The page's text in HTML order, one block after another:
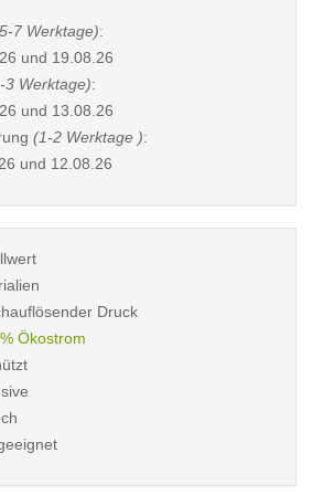
7 Werktage):
und 19.08.26
3 Werktage):
und 13.08.26
(1-2 Werktage ):
und 12.08.26
Druck
Ökostrom